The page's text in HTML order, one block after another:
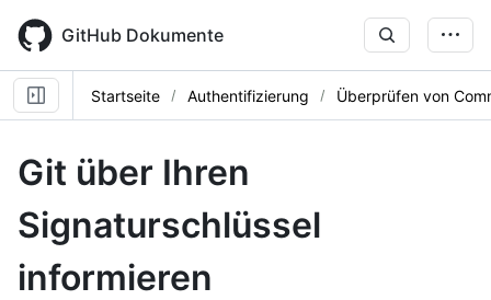
main
content
GitHub Dokumente
Startseite Authentifizierung Überprüfen von
Git über Ihren
Signaturschlüssel
informieren